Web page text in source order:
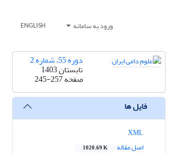
ورود به سامانه ENGLISH
دوره 55، شماره 2
تابستان 1403
صفحه245-257
فایل ها
اصل مقاله
1020.69 K